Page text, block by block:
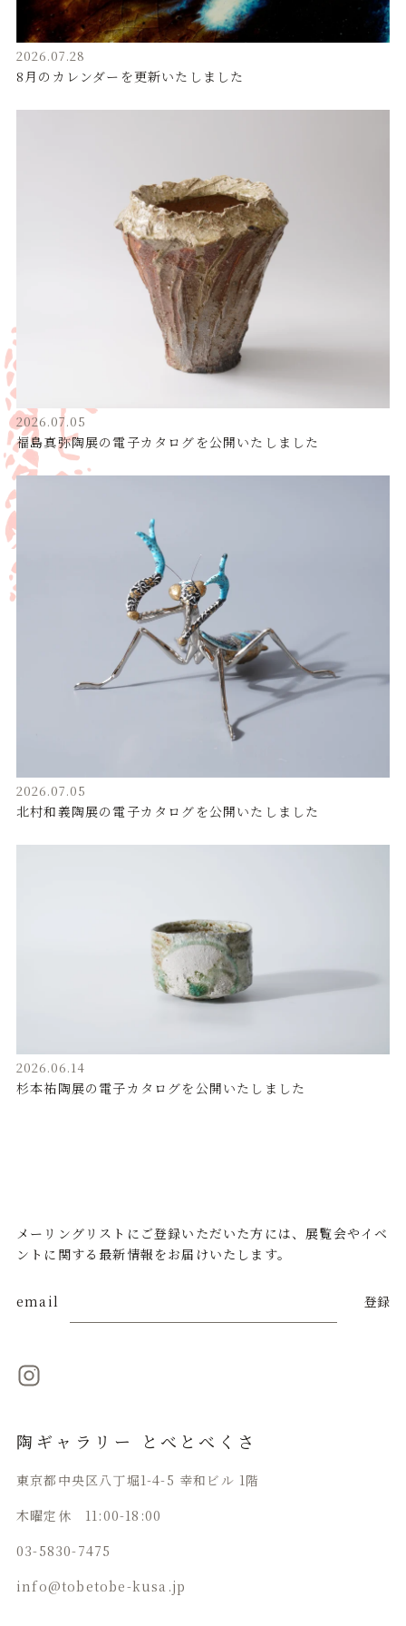
2026.07.28
8月のカレンダーを更新いたしました
2026.07.05
福島真弥陶展の電子カタログを公開いたしました
2026.07.05
北村和義陶展の電子カタログを公開いたしました
2026.06.14
杉本祐陶展の電子カタログを公開いたしました
メーリングリストにご登録いただいた方には、展覧会やイベ
ントに関する最新情報をお届けいたします。
email 登録
陶ギャラリー とべとべくさ
東京都中央区八丁堀1-4-5 幸和ビル 1階
木曜定休 11:00-18:00
03-5830-7475
info@tobetobe-kusa.jp